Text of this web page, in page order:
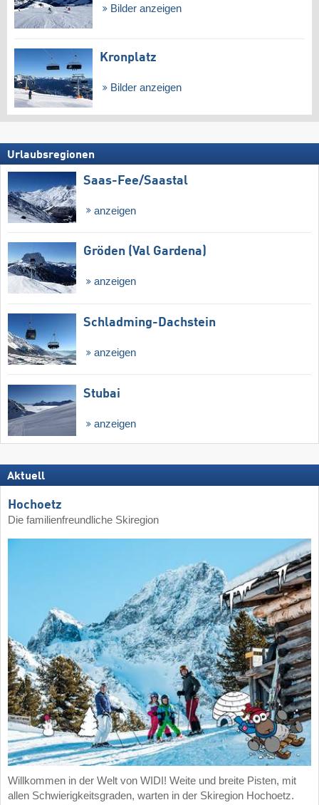
Bilder anzeigen
Kronplatz
Bilder anzeigen
Urlaubsregionen
Saas-Fee/​Saastal
anzeigen
Gröden (Val Gardena)
anzeigen
Schladming-Dachstein
anzeigen
Stubai
anzeigen
Aktuell
Hochoetz
Die familienfreundliche Skiregion
Willkommen in der Welt von WIDI! Weite und breite Pisten, mit
allen Schwierigkeitsgraden, warten in der Skiregion Hochoetz.